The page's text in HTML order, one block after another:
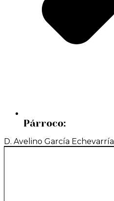
Párroco:
D. Avelino García Echevarría